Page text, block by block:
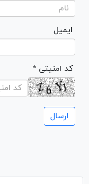
ایمیل
* کد امنیتی